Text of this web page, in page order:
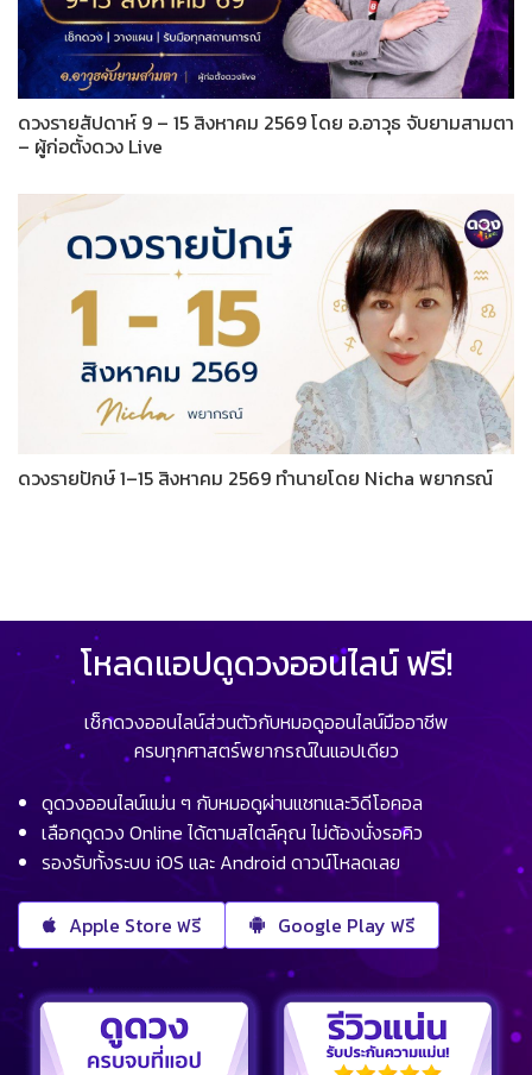
ดวงรายสัปดาห์ 9 – 15 สิงหาคม 2569 โดย อ.อาวุธ จับยามสามตา
– ผู้ก่อตั้งดวง Live
ดวงรายปักษ์ 1–15 สิงหาคม 2569 ทำนายโดย Nicha พยากรณ์
โหลดแอปดูดวงออนไลน์ ฟรี!
เช็กดวงออนไลน์ส่วนตัวกับหมอดูออนไลน์มืออาชีพ
ครบทุกศาสตร์พยากรณ์ในแอปเดียว
ดูดวงออนไลน์แม่น ๆ กับหมอดูผ่านแชทและวิดีโอคอล
เลือกดูดวง Online ได้ตามสไตล์คุณ ไม่ต้องนั่งรอคิว
รองรับทั้งระบบ iOS และ Android ดาวน์โหลดเลย
Apple Store ฟรี Google Play ฟรี